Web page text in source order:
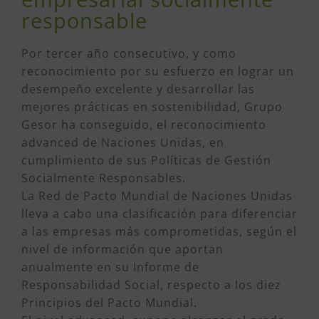
responsable
Por tercer año consecutivo, y como
reconocimiento por su esfuerzo en lograr un
desempeño excelente y desarrollar las
mejores prácticas en sostenibilidad, Grupo
Gesor ha conseguido, el reconocimiento
advanced de Naciones Unidas, en
cumplimiento de sus Políticas de Gestión
Socialmente Responsables.
La Red de Pacto Mundial de Naciones Unidas
lleva a cabo una clasificación para diferenciar
a las empresas más comprometidas, según el
nivel de información que aportan
anualmente en su Informe de
Responsabilidad Social, respecto a los diez
Principios del Pacto Mundial.